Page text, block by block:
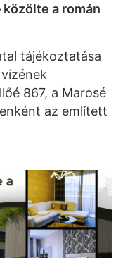
a román
tájékoztatása
867, a Marosé
az említett